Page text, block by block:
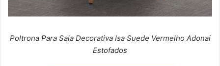
Poltrona Para Sala Decorativa Isa Suede Vermelho Adonai
Estofados